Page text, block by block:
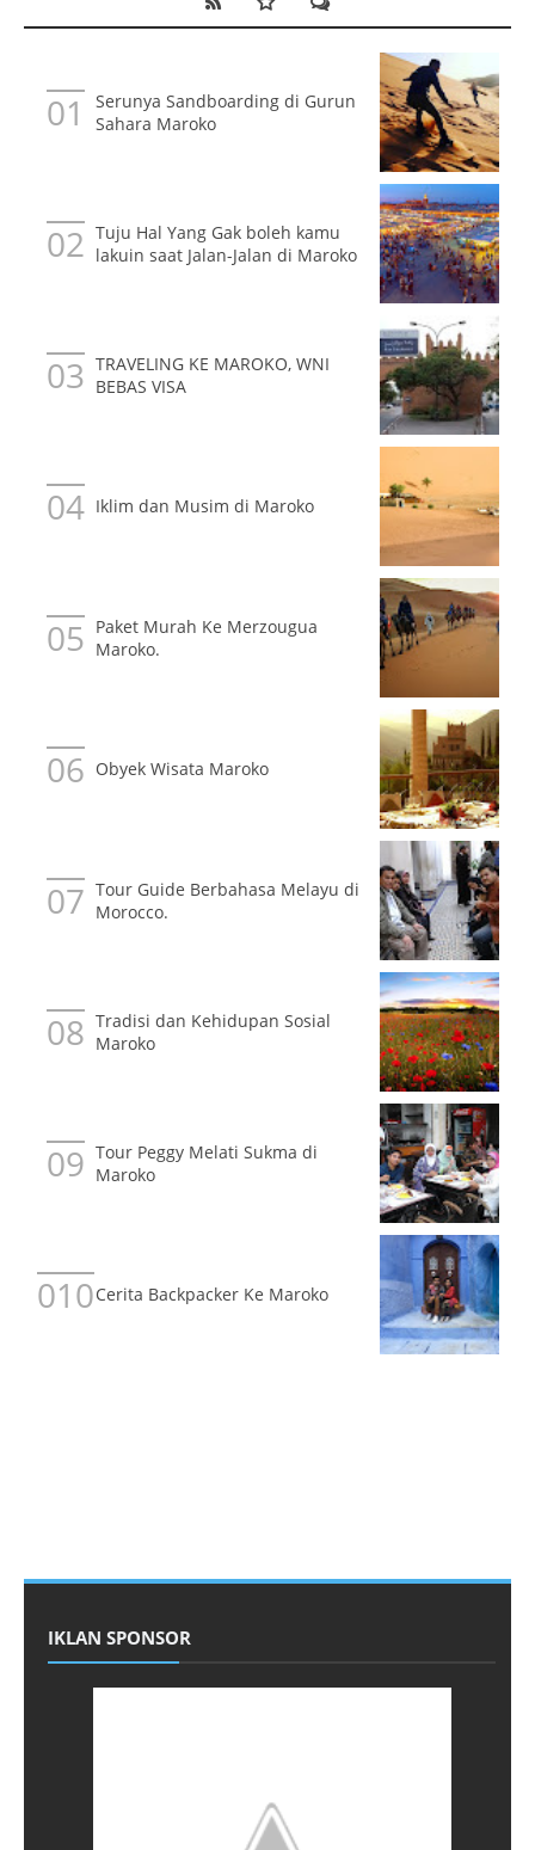
Serunya Sandboarding di Gurun
Sahara Maroko
Tuju Hal Yang Gak boleh kamu
lakuin saat Jalan-Jalan di Maroko
TRAVELING KE MAROKO, WNI
BEBAS VISA
Iklim dan Musim di Maroko
Paket Murah Ke Merzougua
Maroko.
Obyek Wisata Maroko
Tour Guide Berbahasa Melayu di
Morocco.
Tradisi dan Kehidupan Sosial
Maroko
Tour Peggy Melati Sukma di
Maroko
Cerita Backpacker Ke Maroko
IKLAN SPONSOR